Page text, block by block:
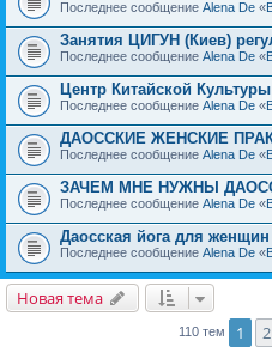
Последнее сообщение Alena De «
Занятия ЦИГУН (Киев)
Последнее сообщение Alena De «
Центр Китайской
Последнее сообщение Alena De «
ДАОССКИЕ ЖЕНСКИЕ
Последнее сообщение Alena De «
ЗАЧЕМ МНЕ НУЖНЫ
Последнее сообщение Alena De «
Даосская йога для
Последнее сообщение Alena De «
Новая тема
110 тем 1 2